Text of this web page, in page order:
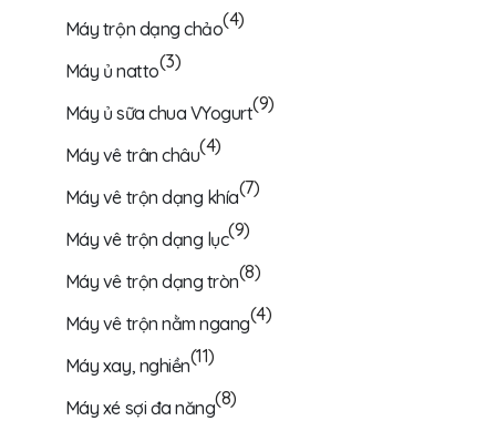
Máy trộn dạng chảo(4)
Máy ủ natto(3)
Máy ủ sữa chua VYogurt(9)
Máy vê trân châu(4)
Máy vê trộn dạng khía(7)
Máy vê trộn dạng lục(9)
Máy vê trộn dạng tròn(8)
Máy vê trộn nằm ngang(4)
Máy xay, nghiền(11)
Máy xé sợi đa năng(8)